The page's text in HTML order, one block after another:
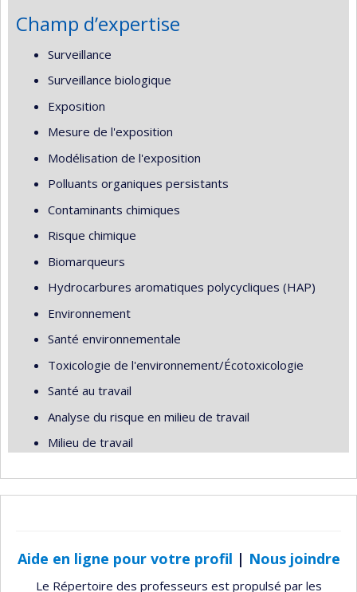
Champ d’expertise
Surveillance
Surveillance biologique
Exposition
Mesure de l'exposition
Modélisation de l'exposition
Polluants organiques persistants
Contaminants chimiques
Risque chimique
Biomarqueurs
Hydrocarbures aromatiques polycycliques (HAP)
Environnement
Santé environnementale
Toxicologie de l'environnement/Écotoxicologie
Santé au travail
Analyse du risque en milieu de travail
Milieu de travail
Aide en ligne pour votre profil | Nous joindre
Le Répertoire des professeurs est propulsé par les